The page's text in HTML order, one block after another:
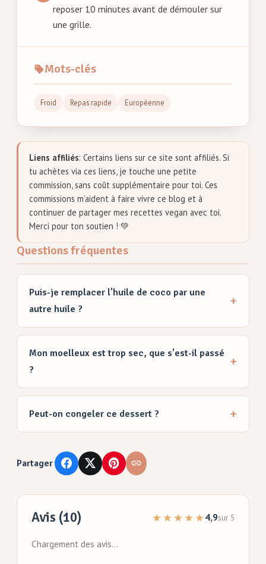
reposer 10 minutes avant de démouler sur
une grille.
Mots-clés
Froid Repas rapide Européenne
Liens affiliés: Certains liens sur ce site sont affiliés. Si
tu achètes via ces liens, je touche une petite
commission, sans coût supplémentaire pour toi. Ces
commissions m’aident à faire vivre ce blog et à
continuer de partager mes recettes vegan avec toi.
Merci pour ton soutien ! 💚
Questions fréquentes
Puis-je remplacer l'huile de coco par une
autre huile ?
Mon moelleux est trop sec, que s'est-il passé
?
Peut-on congeler ce dessert ?
Partager
Avis (10) 4,9sur 5
Chargement des avis…